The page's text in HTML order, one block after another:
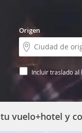
Origen
Incluir traslado al
vuelo+hotel y